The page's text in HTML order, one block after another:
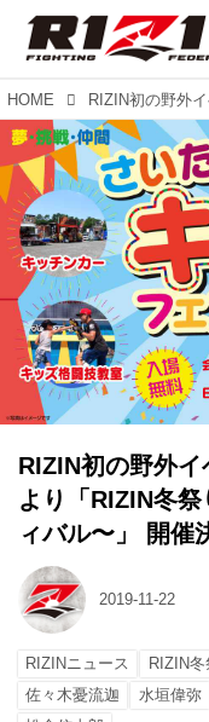
HOME
RIZIN初の野外イ
より「RIZIN冬
ィバル〜」 開催
2019-11-22
RIZINニュース RIZIN冬
佐々木憂流迦
水垣偉弥